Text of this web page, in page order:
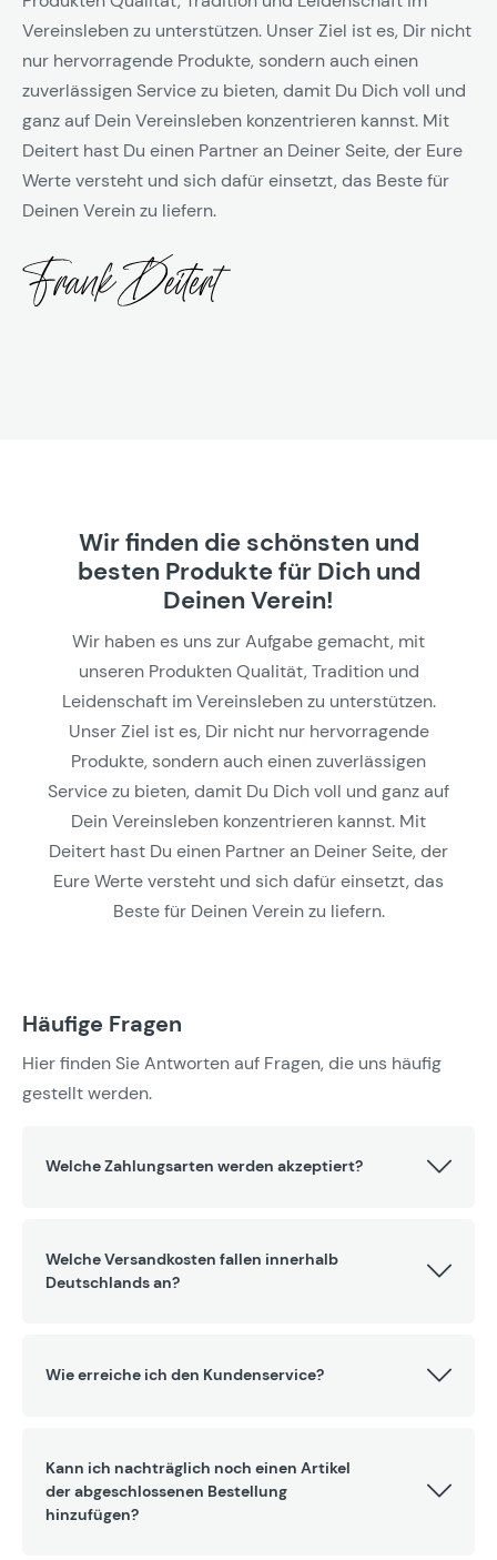
Vereinsleben zu unterstützen. Unser Ziel ist es, Dir nicht
nur hervorragende Produkte, sondern auch einen
zuverlässigen Service zu bieten, damit Du Dich voll und
ganz auf Dein Vereinsleben konzentrieren kannst. Mit
Deitert hast Du einen Partner an Deiner Seite, der Eure
Werte versteht und sich dafür einsetzt, das Beste für
Deinen Verein zu liefern.
Wir finden die schönsten und
besten Produkte für Dich und
Deinen Verein!
Wir haben es uns zur Aufgabe gemacht, mit
unseren Produkten Qualität, Tradition und
Leidenschaft im Vereinsleben zu unterstützen.
Unser Ziel ist es, Dir nicht nur hervorragende
Produkte, sondern auch einen zuverlässigen
Service zu bieten, damit Du Dich voll und ganz auf
Dein Vereinsleben konzentrieren kannst. Mit
Deitert hast Du einen Partner an Deiner Seite, der
Eure Werte versteht und sich dafür einsetzt, das
Beste für Deinen Verein zu liefern.
Häufige Fragen
Hier finden Sie Antworten auf Fragen, die uns häufig
gestellt werden.
Welche Zahlungsarten werden akzeptiert?
Welche Versandkosten fallen innerhalb
Deutschlands an?
Wie erreiche ich den Kundenservice?
Kann ich nachträglich noch einen Artikel
der abgeschlossenen Bestellung
hinzufügen?